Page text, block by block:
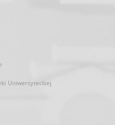
Uniwersyteckiej